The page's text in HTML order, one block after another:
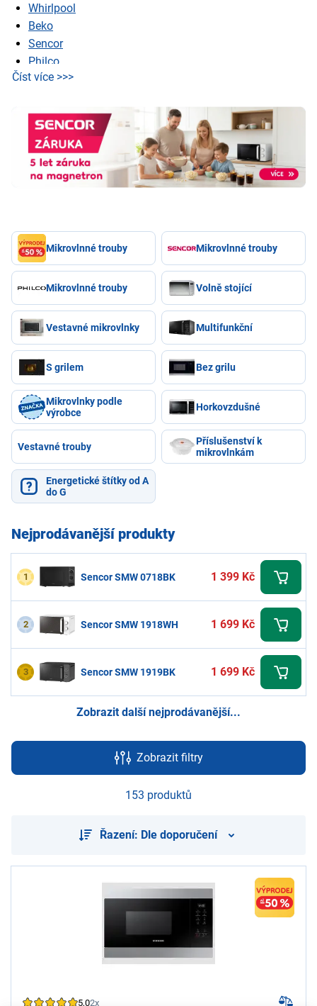
Whirlpool
Beko
Sencor
Philco
Samsung
Číst více >>>
Mikrovlnné trouby Mikrovlnné trouby
Mikrovlnné trouby Volně stojící
Vestavné mikrovlnky Multifunkční
S grilem Bez grilu
Mikrovlnky podle
výrobce
Horkovzdušné
Vestavné trouby
Příslušenství k
mikrovlnkám
Energetické štítky od A
do G
Nejprodávanější produkty
1 Sencor SMW 0718BK 1 399 Kč
2 Sencor SMW 1918WH 1 699 Kč
3 Sencor SMW 1919BK 1 699 Kč
Zobrazit další nejprodávanější...
Zobrazit filtry
153 produktů
Řazení: Dle doporučení
5,02x